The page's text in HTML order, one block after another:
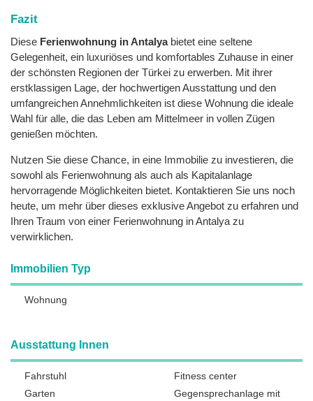
Fazit
Diese Ferienwohnung in Antalyabietet eine seltene
Gelegenheit, ein luxuriöses und komfortables Zuhause in einer
der schönsten Regionen der Türkei zu erwerben. Mit ihrer
erstklassigen Lage, der hochwertigen Ausstattung und den
umfangreichen Annehmlichkeiten ist diese Wohnung die ideale
Wahl für alle, die das Leben am Mittelmeer in vollen Zügen
genießen möchten.
Nutzen Sie diese Chance, in eine Immobilie zu investieren, die
sowohl als Ferienwohnung als auch als Kapitalanlage
hervorragende Möglichkeiten bietet. Kontaktieren Sie uns noch
heute, um mehr über dieses exklusive Angebot zu erfahren und
Ihren Traum von einer Ferienwohnung in Antalya zu
verwirklichen.
Immobilien Typ
Wohnung
Ausstattung Innen
Fahrstuhl
Fitness center
Garten
Gegensprechanlage mit